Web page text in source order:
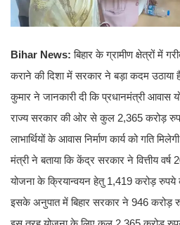
Bihar News:बिहार के ग्रामीण क्षेत्रों में
कराने की दिशा में सरकार ने बड़ा कदम उठाया
कुमार ने जानकारी दी कि प्रधानमंत्री
राज्य सरकार की ओर से कुल 2,365 करोड़
लाभार्थियों के आवास निर्माण कार्य को गति
मंत्री ने बताया कि केंद्र सरकार ने वित्तीय
योजना के क्रियान्वयन हेतु 1,419 करोड़ रुपये
इसके अनुपात में बिहार सरकार ने 946 करोड़